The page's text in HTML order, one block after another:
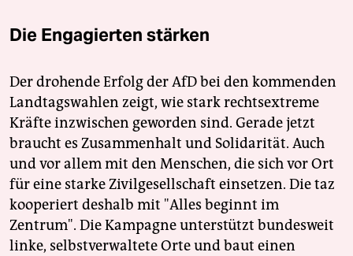
Die Engagierten stärken
Der drohende Erfolg der AfD bei den kommenden
Landtagswahlen zeigt, wie stark rechtsextreme
Kräfte inzwischen geworden sind. Gerade jetzt
braucht es Zusammenhalt und Solidarität. Auch
und vor allem mit den Menschen, die sich vor Ort
für eine starke Zivilgesellschaft einsetzen. Die taz
kooperiert deshalb mit "Alles beginnt im
Zentrum". Die Kampagne unterstützt bundesweit
linke, selbstverwaltete Orte und baut einen